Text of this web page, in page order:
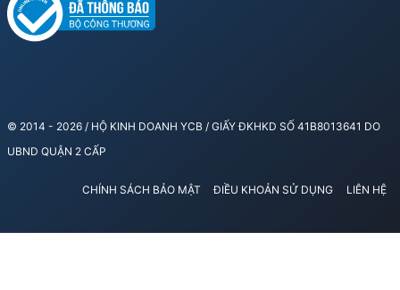
© 2014 - 2026 / HỘ KINH DOANH YCB / GIẤY ĐKHKD SỐ 41B8013641 DO
UBND QUẬN 2 CẤP
CHÍNH SÁCH BẢO MẬT ĐIỀU KHOẢN SỬ DỤNG LIÊN HỆ